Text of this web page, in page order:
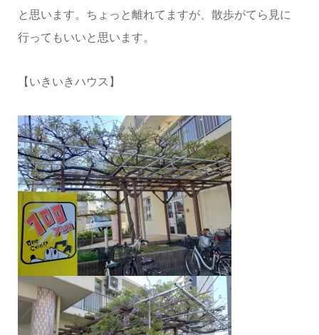
と思います。ちょっと離れてますが、散歩がてら見に
行ってもいいと思います。
【いきいきハウス】